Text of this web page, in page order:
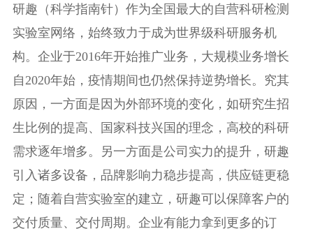
研趣（科学指南针）作为全国最大的自营科研检测
实验室网络，始终致力于成为世界级科研服务机
构。企业于2016年开始推广业务，大规模业务增长
自2020年始，疫情期间也仍然保持逆势增长。究其
原因，一方面是因为外部环境的变化，如研究生招
生比例的提高、国家科技兴国的理念，高校的科研
需求逐年增多。另一方面是公司实力的提升，研趣
引入诸多设备，品牌影响力稳步提高，供应链更稳
定；随着自营实验室的建立，研趣可以保障客户的
交付质量、交付周期。企业有能力拿到更多的订